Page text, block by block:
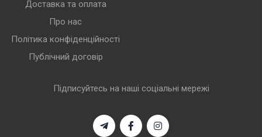
Доставка та оплата
Про нас
Політика конфіденційності
Публічний договір
Підписуйтесь на наші соціальні мережі